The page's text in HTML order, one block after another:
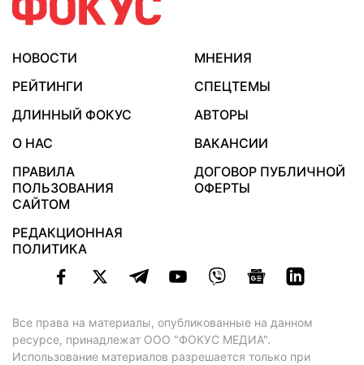
НОВОСТИ
МНЕНИЯ
РЕЙТИНГИ
СПЕЦТЕМЫ
ДЛИННЫЙ ФОКУС
АВТОРЫ
О НАС
ВАКАНСИИ
ПРАВИЛА
ПОЛЬЗОВАНИЯ
САЙТОМ
ДОГОВОР ПУБЛИЧНОЙ
ОФЕРТЫ
РЕДАКЦИОННАЯ
ПОЛИТИКА
Все права на материалы, опубликованные на данном
ресурсе, принадлежат ООО "ФОКУС МЕДИА".
Использование материалов разрешается только при